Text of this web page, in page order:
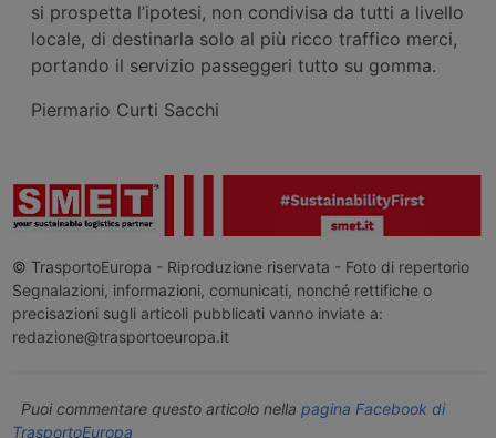
si prospetta l’ipotesi, non condivisa da tutti a livello
locale, di destinarla solo al più ricco traffico merci,
portando il servizio passeggeri tutto su gomma.
Piermario Curti Sacchi
© TrasportoEuropa - Riproduzione riservata - Foto di repertorio
Segnalazioni, informazioni, comunicati, nonché rettifiche o
precisazioni sugli articoli pubblicati vanno inviate a:
redazione@trasportoeuropa.it
Puoi commentare questo articolo nella pagina Facebook di
TrasportoEuropa